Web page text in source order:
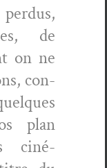
de
on ne
con­
plan
ciné­